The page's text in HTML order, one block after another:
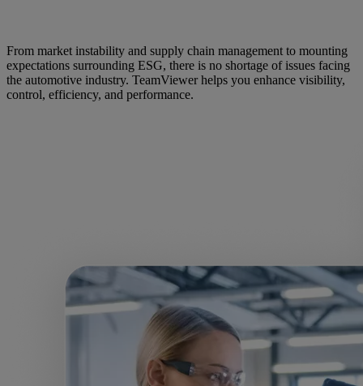
From market instability and supply chain management to mounting
expectations surrounding ESG, there is no shortage of issues facing
the automotive industry. TeamViewer helps you enhance visibility,
control, efficiency, and performance.